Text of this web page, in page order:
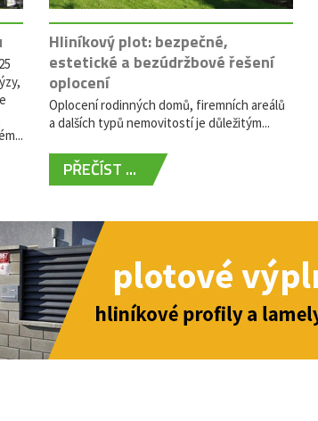
Hliníkový plot: bezpečné,
estetické a bezúdržbové řešení
oplocení
Oplocení rodinných domů, firemních areálů
a dalších typů nemovitostí je důležitým...
PŘEČÍST ...